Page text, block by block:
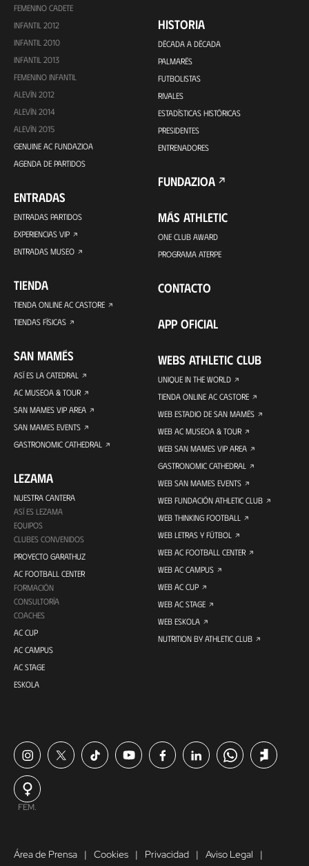
FEMENINO CADETE
INFANTIL 2012
INFANTIL 2010
INFANTIL 2013
FEMENINO INFANTIL
ALEVÍN 2012
ALEVÍN 2014
ALEVÍN 2015
GENUINE AC FUNDAZIOA
AGENDA DE PARTIDOS
ENTRADAS
ENTRADAS PARTIDOS
EXPERIENCIAS VIP
ENTRADAS MUSEO
TIENDA
TIENDA ONLINE AC CASTORE
TIENDAS FÍSICAS
SAN MAMÉS
ASÍ ES LA CATEDRAL
AC MUSEOA & TOUR
SAN MAMES VIP AREA
SAN MAMES EVENTS
GASTRONOMIC CATHEDRAL
LEZAMA
NUESTRA CANTERA
ASÍ ES LEZAMA
EQUIPOS
CLUBES CONVENIDOS
PROYECTO GARATHUZ
AC FOOTBALL CENTER
FORMACIÓN
CONSULTORÍA
COACHES
AC CUP
AC CAMPUS
AC STAGE
ESKOLA
HISTORIA
DÉCADA A DÉCADA
PALMARÉS
FUTBOLISTAS
RIVALES
ESTADÍSTICAS HISTÓRICAS
PRESIDENTES
ENTRENADORES
FUNDAZIOA
MÁS ATHLETIC
ONE CLUB AWARD
PROGRAMA ATERPE
CONTACTO
APP OFICIAL
WEBS ATHLETIC CLUB
UNIQUE IN THE WORLD
TIENDA ONLINE AC CASTORE
WEB ESTADIO DE SAN MAMÉS
WEB AC MUSEOA & TOUR
WEB SAN MAMES VIP AREA
GASTRONOMIC CATHEDRAL
WEB SAN MAMES EVENTS
WEB FUNDACIÓN ATHLETIC CLUB
WEB THINKING FOOTBALL
WEB LETRAS Y FÚTBOL
WEB AC FOOTBALL CENTER
WEB AC CAMPUS
WEB AC CUP
WEB AC STAGE
WEB ESKOLA
NUTRITION BY ATHLETIC CLUB
FEM.
Área de Prensa Cookies Privacidad Aviso Legal